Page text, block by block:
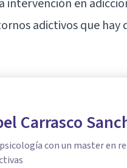
intervención en
adictivosque hay
Carrasco
con un master en